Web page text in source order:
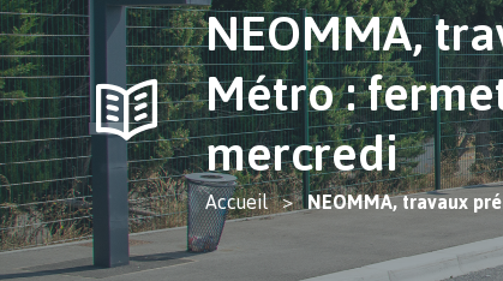
NEOMMA,
Métro :
mercredi
You
are
here
Accueil NEOMMA, travaux